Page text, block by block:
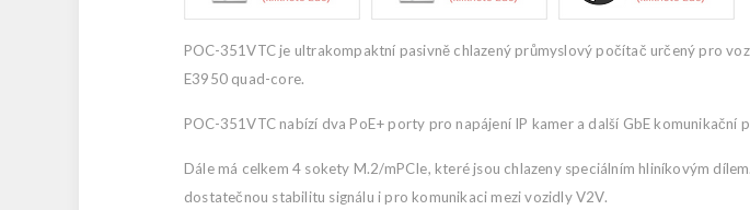
POC-351VTC je ultrakompaktní pasivně chlazený průmyslový počítač určený pro
E3950 quad-core.
POC-351VTC nabízí dva PoE+ porty pro napájení IP kamer a další GbE
Dále má celkem 4 sokety M.2/mPCIe, které jsou chlazeny speciálním hliníkovým
dostatečnou stabilitu signálu i pro komunikaci mezi vozidly V2V.